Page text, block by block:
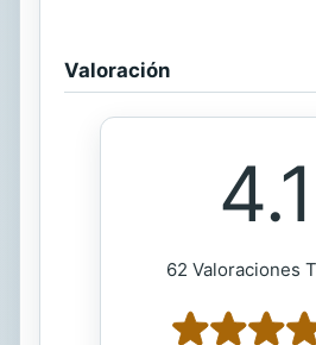
Valoración
4.1
62 Valoraciones